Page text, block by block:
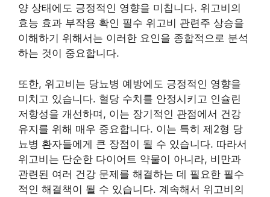
양 상태에도 긍정적인 영향을 미칩니다. 위고비의
효능 효과 부작용 확인 필수 위고비 관련주 상승을
이해하기 위해서는 이러한 요인을 종합적으로 분석
하는 것이 중요합니다.
또한, 위고비는 당뇨병 예방에도 긍정적인 영향을
미치고 있습니다. 혈당 수치를 안정시키고 인슐린
저항성을 개선하며, 이는 장기적인 관점에서 건강
유지를 위해 매우 중요합니다. 이는 특히 제2형 당
뇨병 환자들에게 큰 장점이 될 수 있습니다. 따라서
위고비는 단순한 다이어트 약물이 아니라, 비만과
관련된 여러 건강 문제를 해결하는 데 필요한 필수
적인 해결책이 될 수 있습니다. 계속해서 위고비의